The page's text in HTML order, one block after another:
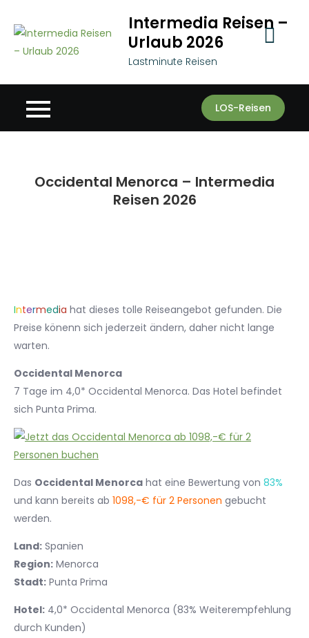
content
Intermedia Reisen –
Urlaub 2026
Lastminute Reisen
LOS-Reisen
Occidental Menorca – Intermedia
Reisen 2026
Intermedia hat dieses tolle Reiseangebot gefunden. Die
Preise könenn sich jederzeit ändern, daher nicht lange
warten.
Occidental Menorca
7 Tage im 4,0* Occidental Menorca. Das Hotel befindet
sich Punta Prima.
Das Occidental Menorca hat eine Bewertung von 83%
und kann bereits ab 1098,-€ für 2 Personen gebucht
werden.
Land: Spanien
Region: Menorca
Stadt: Punta Prima
Hotel: 4,0* Occidental Menorca (83% Weiterempfehlung
durch Kunden)